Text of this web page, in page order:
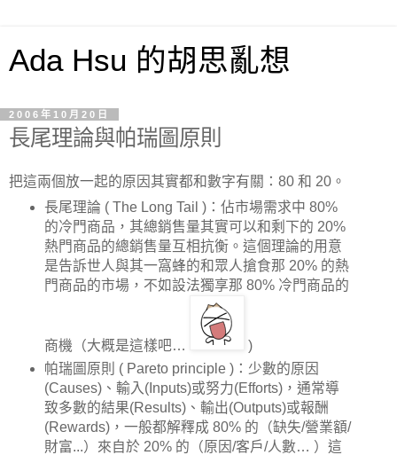
Ada Hsu 的胡思亂想
2006年10月20日
長尾理論與帕瑞圖原則
把這兩個放一起的原因其實都和數字有關：80 和 20。
長尾理論 ( The Long Tail )：佔市場需求中 80%
的冷門商品，其總銷售量其實可以和剩下的 20%
熱門商品的總銷售量互相抗衡。這個理論的用意
是告訴世人與其一窩蜂的和眾人搶食那 20% 的熱
門商品的市場，不如設法獨享那 80% 冷門商品的
商機（大概是這樣吧…
)
帕瑞圖原則 ( Pareto principle )：少數的原因
(Causes)、輸入(Inputs)或努力(Efforts)，通常導
致多數的結果(Results)、輸出(Outputs)或報酬
(Rewards)，一般都解釋成 80% 的（缺失/營業額/
財富...）來自於 20% 的（原因/客戶/人數… ）這